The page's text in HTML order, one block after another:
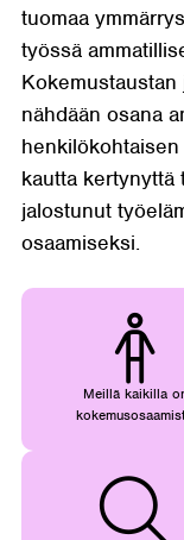
tuomaa
työssä
nähdään osana
kautta kertynyttä
jalostunut
osaamiseksi.
Meillä kaikilla